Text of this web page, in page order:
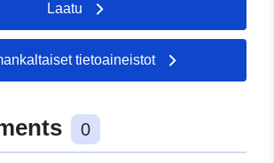
Laatu
tietoaineistot
0